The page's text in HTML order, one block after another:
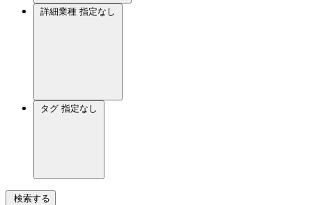
詳細業種 指定なし
タグ 指定なし
検索する